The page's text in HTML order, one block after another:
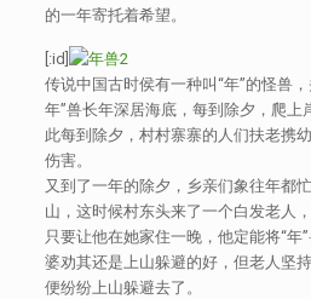
的一年寄托着希望。
[:id]
传说中国古时侯有一种叫“年”的怪兽
年”兽长年深居海底，每到除夕，爬上
此每到除夕，村村寨寨的人们扶老携
伤害。
又到了一年的除夕，乡亲们象往年都
山，这时候村东头来了一个白发老人
只要让他在她家住一晚，他定能将“年
婆劝其还是上山躲避的好，但老人坚
便纷纷上山躲避去了。